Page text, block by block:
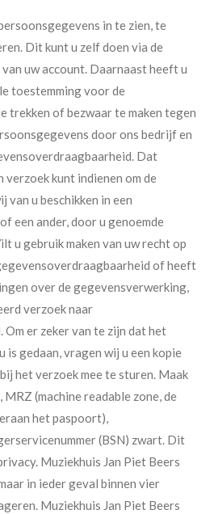
in te zien, te
Dit kunt u zelf doen via de
uw account. Daarnaast heeft u
toestemming voor de
trekken of bezwaar te maken tegen
door ons bedrijf en
Dat
verzoek kunt indienen om de
van u beschikken in een
een ander, door u genoemde
u gebruik maken van uw recht op
of heeft
over de gegevensverwerking,
verzoek naar
Om er zeker van te zijn dat het
gedaan, vragen wij u een kopie
het verzoek mee te sturen. Maak
(machine readable zone, de
het paspoort),
(BSN) zwart. Dit
Muziekhuis Jan Piet Beers
in ieder geval binnen vier
Muziekhuis Jan Piet Beers